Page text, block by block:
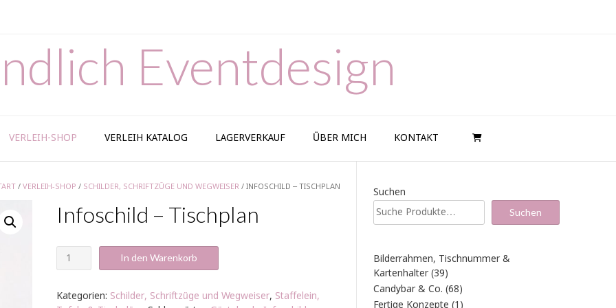
Eventdesign
VERLEIH-SHOP VERLEIH KATALOG LAGERVERKAUF ÜBER MICH KONTAKT
/VERLEIH-SHOP / SCHILDER, SCHRIFTZÜGE UND WEGWEISER / INFOSCHILD – TISCHPLAN
Infoschild – Tischplan
Infoschild
-
Menge
In den Warenkorb
Kategorien: Schilder, Schriftzüge und Wegweiser, Staffelein,
Suchen
Suchen
Bilderrahmen, Tischnummer &
Kartenhalter 3939
Produkte
Candybar & Co. 6868
Produkte
Fertige Konzepte 1 1